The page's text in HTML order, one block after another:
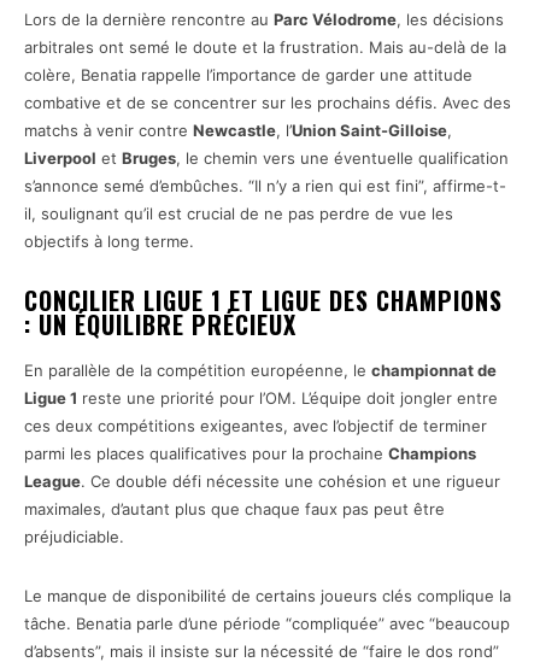
Lors de la dernière rencontre au Parc Vélodrome, les décisions
arbitrales ont semé le doute et la frustration. Mais au-delà de la
colère, Benatia rappelle l’importance de garder une attitude
combative et de se concentrer sur les prochains défis. Avec des
matchs à venir contre Newcastle, l’Union Saint-Gilloise,
Liverpool et Bruges, le chemin vers une éventuelle qualification
s’annonce semé d’embûches. “Il n’y a rien qui est fini”, affirme-t-
il, soulignant qu’il est crucial de ne pas perdre de vue les
objectifs à long terme.
CONCILIER LIGUE 1 ET LIGUE DES CHAMPIONS
: UN ÉQUILIBRE PRÉCIEUX
En parallèle de la compétition européenne, le championnat de
Ligue 1 reste une priorité pour l’OM. L’équipe doit jongler entre
ces deux compétitions exigeantes, avec l’objectif de terminer
parmi les places qualificatives pour la prochaine Champions
League. Ce double défi nécessite une cohésion et une rigueur
maximales, d’autant plus que chaque faux pas peut être
préjudiciable.
Le manque de disponibilité de certains joueurs clés complique la
tâche. Benatia parle d’une période “compliquée” avec “beaucoup
d’absents”, mais il insiste sur la nécessité de “faire le dos rond”